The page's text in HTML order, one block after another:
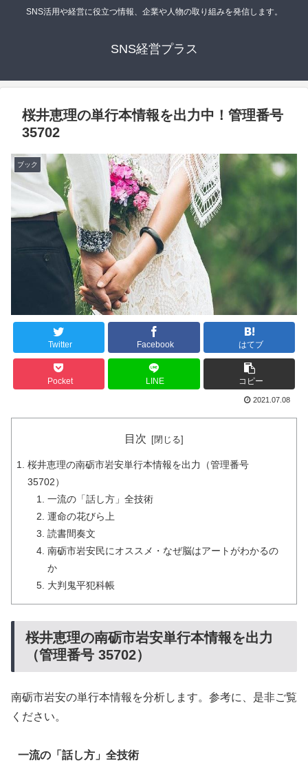
SNS活用や経営に役立つ情報、企業や人物の取り組みを発信します。
SNS経営プラス
桜井恵理の単行本情報を出力中！管理番号
35702
ブック
Twitter Facebook はてブ
Pocket LINE コピー
2021.07.08
目次
桜井恵理の南砺市岩安単行本情報を出力（管理番号
35702）
一流の「話し方」全技術
運命の花びら上
読書間奏文
南砺市岩安民にオススメ・なぜ脳はアートがわかるの
か
大判鬼平犯科帳
桜井恵理の南砺市岩安単行本情報を出力
（管理番号 35702）
南砺市岩安の単行本情報を分析します。参考に、是非ご覧
ください。
一流の「話し方」全技術